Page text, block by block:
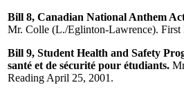
Bill 8, Canadian National Anthem
Mr. Colle (L./Eglinton-Lawrence). First
Bill 9, Student Health and Safety
santé et de sécurité pour étudiants.
Reading April 25, 2001.